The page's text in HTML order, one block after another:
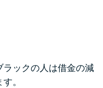
ックの人は借金の減
。